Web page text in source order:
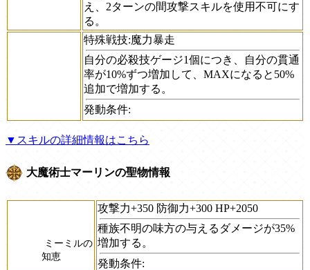
え、2ターンの間攻撃スキルを使用不可にす
る。
特殊戦技:魔力暴走
自分の必殺技ゲージ1個につき、自分の貫通
率が10%ずつ増加して、MAXになると50%
追加で増加する。
発動条件:
▼スキルの詳細情報はこちら
大魔術士マーリンの聖物情報
ミーミルの
知恵
攻撃力+350 防御力+300 HP+2050
種族不明の味方の与えるダメージが35%
増加する。
発動条件: